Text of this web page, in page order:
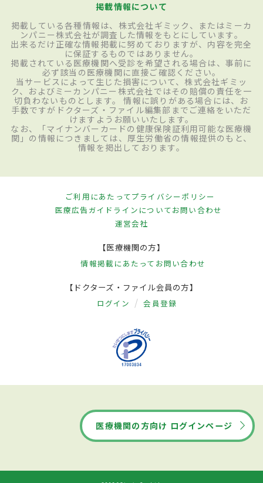
掲載情報について
掲載している各種情報は、株式会社ギミック、またはミーカ
ンパニー株式会社が調査した情報をもとにしています。
出来るだけ正確な情報掲載に努めておりますが、内容を完全
に保証するものではありません。
掲載されている医療機関へ受診を希望される場合は、事前に
必ず該当の医療機関に直接ご確認ください。
当サービスによって生じた損害について、株式会社ギミッ
ク、およびミーカンパニー株式会社ではその賠償の責任を一
切負わないものとします。 情報に誤りがある場合には、お
手数ですがドクターズ・ファイル編集部までご連絡をいただ
けますようお願いいたします。
なお、「マイナンバーカードの健康保険証利用可能な医療機
関」の情報につきましては、厚生労働省の情報提供のもと、
情報を掲出しております。
ご利用にあたってプライバシーポリシー
医療広告ガイドラインについてお問い合わせ
運営会社
【医療機関の方】
情報掲載にあたって お問い合わせ
【ドクターズ・ファイル会員の方】
ログイン 会員登録
医療機関の方向け ログインページ